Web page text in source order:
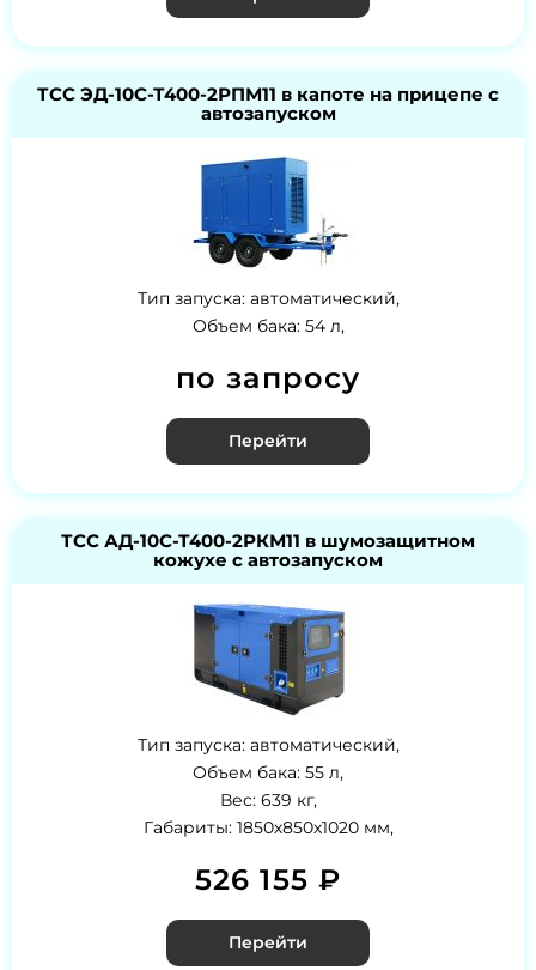
ТСС ЭД-10С-Т400-2РПМ11 в капоте на прицепе с
автозапуском
Тип запуска: автоматический,
Объем бака: 54 л,
по запросу
Перейти
ТСС АД-10С-Т400-2РКМ11 в шумозащитном
кожухе с автозапуском
Тип запуска: автоматический,
Объем бака: 55 л,
Вес: 639 кг,
Габариты: 1850х850х1020 мм,
526 155 ₽
Перейти